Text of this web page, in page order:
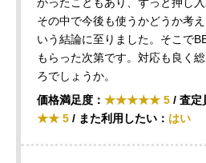
その中で今後も使うかどうか考
いう結論に至りました。そこで
もらった次第です。対応も良く
ろでしょうか。
価格満足度： ★★★★★ 5 / 査定
★★ 5 / また利用したい： はい